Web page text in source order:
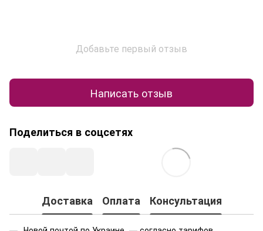
Добавьте первый отзыв
Написать отзыв
Поделиться в соцсетях
Доставка Оплата Консультация